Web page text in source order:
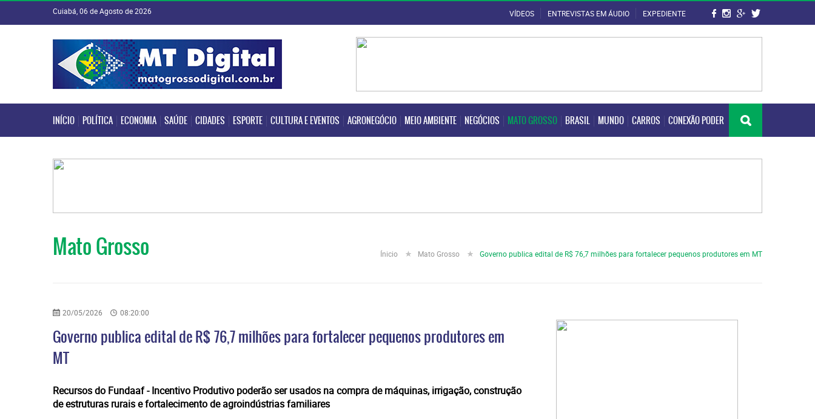
Cuiabá, 06 de Agosto de 2026 VÍDEOS ENTREVISTAS EM ÁUDIO EXPEDIENTE
INÍCIO POLÍTICA ECONOMIA SAÚDE CIDADES ESPORTE CULTURA E EVENTOS AGRONEGÓCIO MEIO AMBIENTE NEGÓCIOS MATO GROSSO BRASIL MUNDO CARROS CONEXÃO PODER
INÍCIO POLÍTICA ECONOMIA MATO GROSSO BRASIL MUNDO CARROS CONEXÃO PODER
Mato Grosso Ínicio Mato Grosso Governo publica edital de R$ 76,7 milhões para fortalecer pequenos produtores em MT
20/05/2026 08:20:00
Governo publica edital de R$ 76,7 milhões para fortalecer pequenos produtores em
MT
​Recursos do Fundaaf - Incentivo Produtivo poderão ser usados na compra de máquinas, irrigação, construção
de estruturas rurais e fortalecimento de agroindústrias familiares